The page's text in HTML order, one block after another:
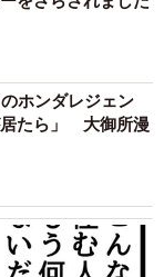
パ、偶然生まれた
う」と話題 「尊
グ」
が帰宅すると→愛
も戸惑うのね
」
他人を正解にし